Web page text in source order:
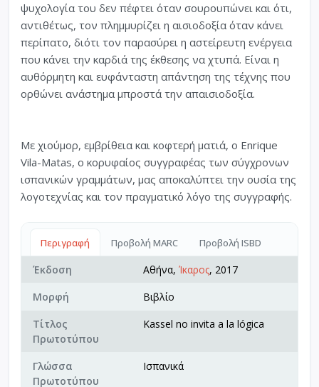
ψυχολογία του δεν πέφτει όταν σουρουπώνει και ότι,
αντιθέτως, τον πλημμυρίζει η αισιοδοξία όταν κάνει
περίπατο, διότι τον παρασύρει η αστείρευτη ενέργεια
που κάνει την καρδιά της έκθεσης να χτυπά. Είναι η
αυθόρμητη και ευφάνταστη απάντηση της τέχνης που
ορθώνει ανάστημα μπροστά την απαισιοδοξία.
Με χιούμορ, εμβρίθεια και κοφτερή ματιά, ο Enrique
Vila-Matas, ο κορυφαίος συγγραφέας των σύγχρονων
ισπανικών γραμμάτων, μας αποκαλύπτει την ουσία της
λογοτεχνίας και τον πραγματικό λόγο της συγγραφής.
Περιγραφή Προβολή MARC Προβολή ISBD
Έκδοση Αθήνα, Ίκαρος, 2017
Μορφή
Βιβλίο
Τίτλος
Πρωτοτύπου
Kassel no invita a la lógica
Γλώσσα
Πρωτοτύπου
Ισπανικά